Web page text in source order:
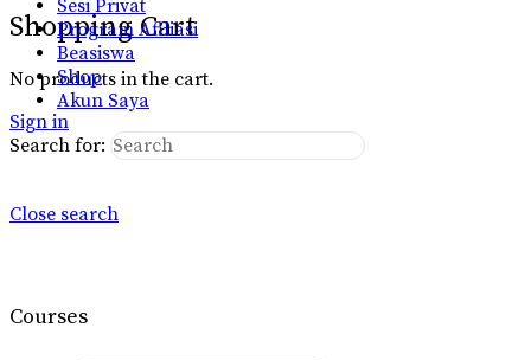
Shopping Cart
No products in the cart.
Sign in
Sesi Privat
Program Afiliasi
Beasiswa
Shop
Akun Saya
Search for:
Close search
Courses